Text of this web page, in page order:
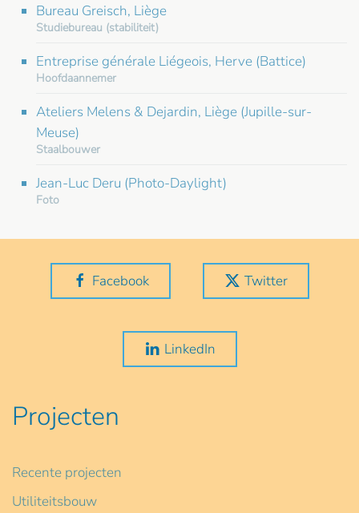
Bureau Greisch, Liège
Studiebureau (stabiliteit)
Entreprise générale Liégeois, Herve (Battice)
Hoofdaannemer
Ateliers Melens & Dejardin, Liège (Jupille-sur-
Meuse)
Staalbouwer
Jean-Luc Deru (Photo-Daylight)
Foto
Facebook Twitter
LinkedIn
Projecten
Recente projecten
Utiliteitsbouw